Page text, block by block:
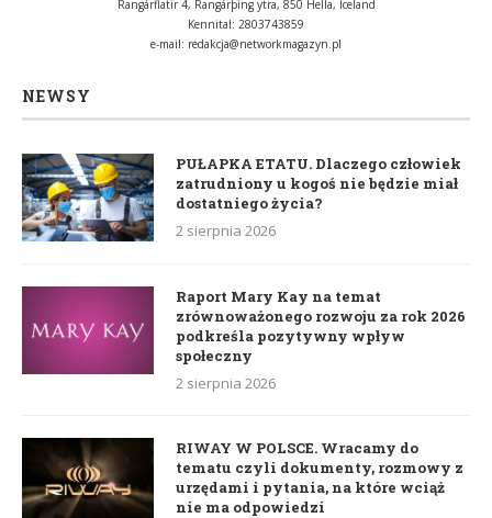
Rangárflatir 4, Rangárþing ytra, 850 Hella, Iceland
Kennital: 2803743859
e-mail: redakcja@networkmagazyn.pl
NEWSY
PUŁAPKA ETATU. Dlaczego człowiek
zatrudniony u kogoś nie będzie miał
dostatniego życia?
2 sierpnia 2026
Raport Mary Kay na temat
zrównoważonego rozwoju za rok 2026
podkreśla pozytywny wpływ
społeczny
2 sierpnia 2026
RIWAY W POLSCE. Wracamy do
tematu czyli dokumenty, rozmowy z
urzędami i pytania, na które wciąż
nie ma odpowiedzi